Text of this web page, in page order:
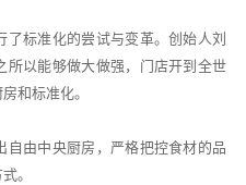
标准化的尝试与变革。创始人刘
所以能够做大做强，门店开到全世
和标准化。
自由中央厨房，严格把控食材的品
。